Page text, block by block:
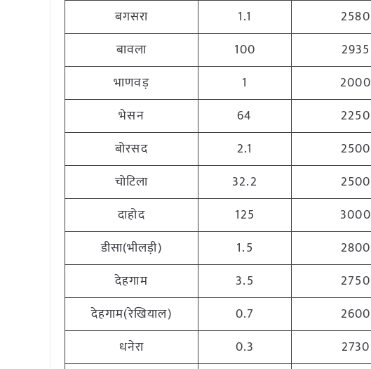
बगसरा
1.1 2580
बावला
100 2935
भाणवड़
1 2000
भेसन
64 2250
बोरसद
2.1 2500
चोटिला
32.2 2500
दाहोद
125 3000
डीसा(भीलड़ी)
1.5 2800
देहगाम
3.5 2750
देहगाम(रेखियाल)
0.7 2600
धनेरा
0.3 2730